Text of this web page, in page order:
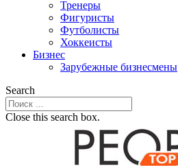
Тренеры
Фигуристы
Футболисты
Хоккеисты
Бизнес
Зарубежные бизнесмены
Search
Close this search box.